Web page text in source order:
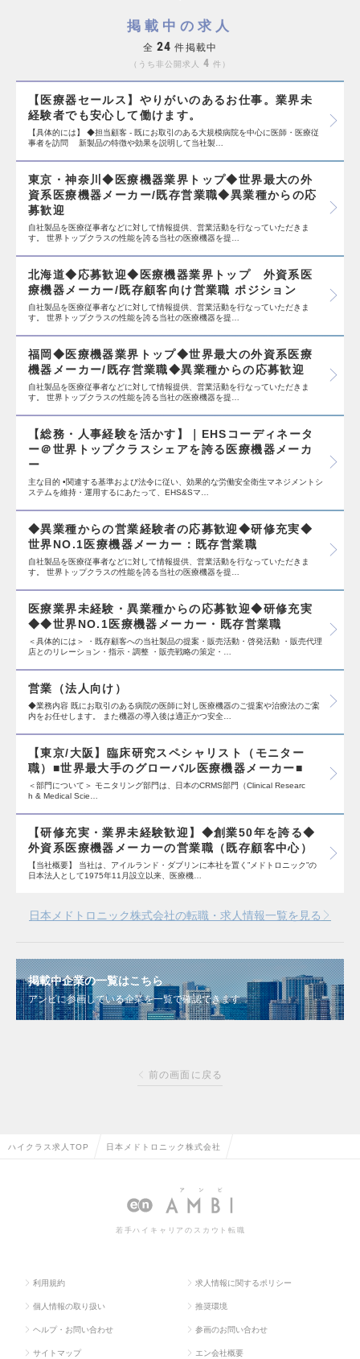
掲載中の求人
全 24 件掲載中
うち非公開求人 4 件
【医療器セールス】やりがいのあるお仕事。業界未
経験者でも安心して働けます。
【具体的には】 ◆担当顧客 - 既にお取引のある大規模病院を中心に医師・医療従
事者を訪問 新製品の特徴や効果を説明して当社製…
東京・神奈川◆医療機器業界トップ◆世界最大の外
資系医療機器メーカー/既存営業職◆異業種からの応
募歓迎
自社製品を医療従事者などに対して情報提供、営業活動を行なっていただきま
す。 世界トップクラスの性能を誇る当社の医療機器を提…
北海道◆応募歓迎◆医療機器業界トップ 外資系医
療機器メーカー/既存顧客向け営業職 ポジション
自社製品を医療従事者などに対して情報提供、営業活動を行なっていただきま
す。 世界トップクラスの性能を誇る当社の医療機器を提…
福岡◆医療機器業界トップ◆世界最大の外資系医療
機器メーカー/既存営業職◆異業種からの応募歓迎
自社製品を医療従事者などに対して情報提供、営業活動を行なっていただきま
す。 世界トップクラスの性能を誇る当社の医療機器を提…
【総務・人事経験を活かす】｜EHSコーディネータ
ー＠世界トップクラスシェアを誇る医療機器メーカ
ー
主な目的 •関連する基準および法令に従い、効果的な労働安全衛生マネジメントシ
ステムを維持・運用するにあたって、EHS&Sマ…
◆異業種からの営業経験者の応募歓迎◆研修充実◆
世界NO.1医療機器メーカー：既存営業職
自社製品を医療従事者などに対して情報提供、営業活動を行なっていただきま
す。 世界トップクラスの性能を誇る当社の医療機器を提…
医療業界未経験・異業種からの応募歓迎◆研修充実
◆◆世界NO.1医療機器メーカー・既存営業職
＜具体的には＞ ・既存顧客への当社製品の提案・販売活動・啓発活動 ・販売代理
店とのリレーション・指示・調整 ・販売戦略の策定・…
営業（法人向け）
◆業務内容 既にお取引のある病院の医師に対し医療機器のご提案や治療法のご案
内をお任せします。 また機器の導入後は適正かつ安全…
【東京/大阪】臨床研究スペシャリスト（モニター
職）■世界最大手のグローバル医療機器メーカー■
＜部門について＞ モニタリング部門は、日本のCRMS部門（Clinical Researc
h & Medical Scie…
【研修充実・業界未経験歓迎】◆創業50年を誇る◆
外資系医療機器メーカーの営業職（既存顧客中心）
【当社概要】 当社は、アイルランド・ダブリンに本社を置く”メドトロニック”の
日本法人として1975年11月設立以来、医療機…
日本メドトロニック株式会社の転職・求人情報一覧を見る
掲載中企業の一覧はこちら
アンビに参画している企業を一覧で確認できます
前の画面に戻る
ハイクラス求人TOP 日本メドトロニック株式会社
若手ハイキャリアのスカウト転職
利用規約 求人情報に関するポリシー
個人情報の取り扱い 推奨環境
ヘルプ・お問い合わせ 参画のお問い合わせ
サイトマップ エン会社概要